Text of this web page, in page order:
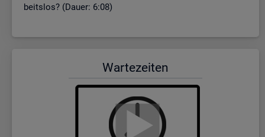
beits­los? (Dauer: 6:08)
War­te­zei­ten